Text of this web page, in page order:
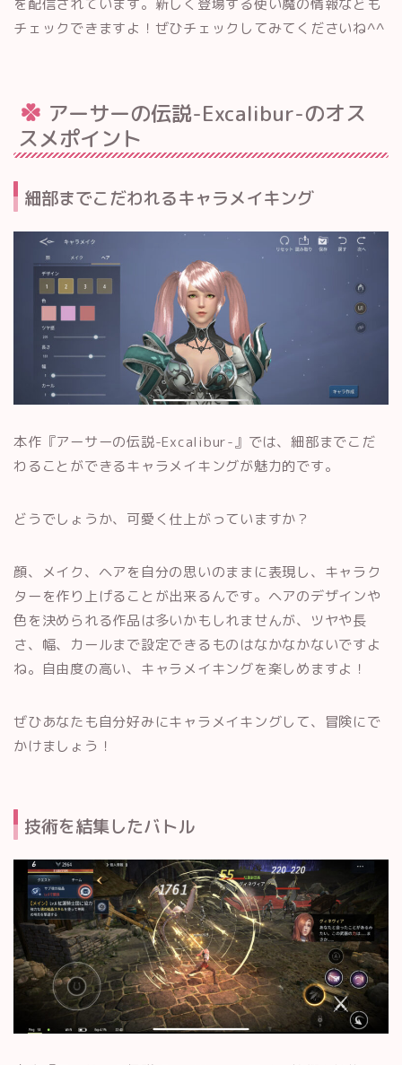
を配信されています。新しく登場する使い魔の情報なども
チェックできますよ！ぜひチェックしてみてくださいね^^
アーサーの伝説-Excalibur-のオス
スメポイント
細部までこだわれるキャラメイキング
本作『アーサーの伝説-Excalibur-』では、細部までこだ
わることができるキャラメイキングが魅力的です。
どうでしょうか、可愛く仕上がっていますか？
顔、メイク、ヘアを自分の思いのままに表現し、キャラク
ターを作り上げることが出来るんです。ヘアのデザインや
色を決められる作品は多いかもしれませんが、ツヤや長
さ、幅、カールまで設定できるものはなかなかないですよ
ね。自由度の高い、キャラメイキングを楽しめますよ！
ぜひあなたも自分好みにキャラメイキングして、冒険にで
かけましょう！
技術を結集したバトル